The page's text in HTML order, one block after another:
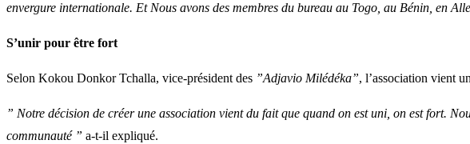
envergure internationale. Et Nous avons des membres du bureau au Togo, au Bénin, en
S’unir pour être fort
Selon Kokou Donkor Tchalla, vice-président des ”Adjavio Milédéka”, l’association vient
” Notre décision de créer une association vient du fait que quand on est uni, on est fort.
communauté ” a-t-il expliqué.